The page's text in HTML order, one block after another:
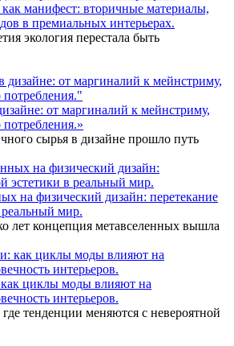
манифест: вторичные материалы,
в премиальных интерьерах.
экология перестала быть
от маргиналий к мейнстриму,
потребления.»
сырья в дизайне прошло путь
на физический дизайн: перетекание
мир.
лет концепция метавселенных вышла
циклы моды влияют на
интерьеров.
тенденции меняются с невероятной